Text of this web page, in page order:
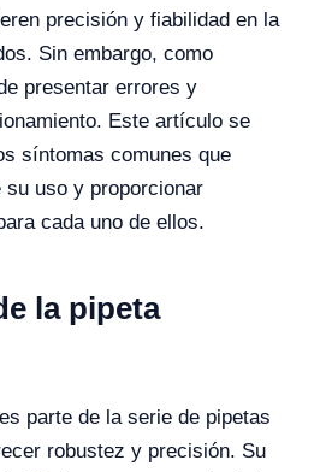
precisión y fiabilidad en la
Sin embargo, como
presentar errores y
Este artículo se
síntomas comunes que
su uso y proporcionar
cada uno de ellos.
la pipeta
parte de la serie de pipetas
robustez y precisión. Su